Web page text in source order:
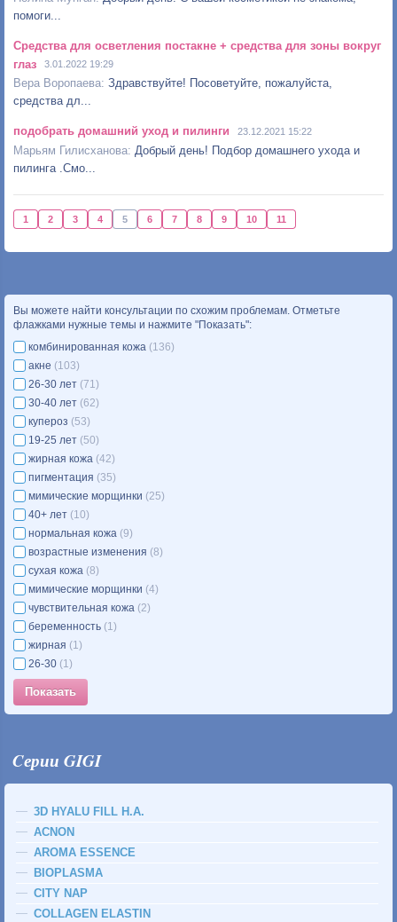
помоги...
Средства для осветления постакне + средства для зоны вокруг
глаз
3.01.2022 19:29
Здравствуйте! Посоветуйте, пожалуйста,
средства дл...
подобрать домашний уход и пилинги 23.12.2021 15:22
Добрый день! Подбор домашнего ухода и
пилинга .Смо...
1 2 3 4 5 6 7 8 9 10 11
Вы можете найти консультации по схожим проблемам. Отметьте
флажками нужные темы и нажмите "Показать":
комбинированная кожа (136)
акне (103)
26-30 лет (71)
30-40 лет (62)
купероз (53)
19-25 лет (50)
жирная кожа (42)
пигментация (35)
мимические морщинки (25)
40+ лет (10)
нормальная кожа (9)
возрастные изменения (8)
сухая кожа (8)
мимические морщинки (4)
чувствительная кожа (2)
беременность (1)
жирная (1)
26-30 (1)
Cерии GIGI
3D HYALU FILL H.A.
ACNON
AROMA ESSENCE
BIOPLASMA
CITY NAP
COLLAGEN ELASTIN